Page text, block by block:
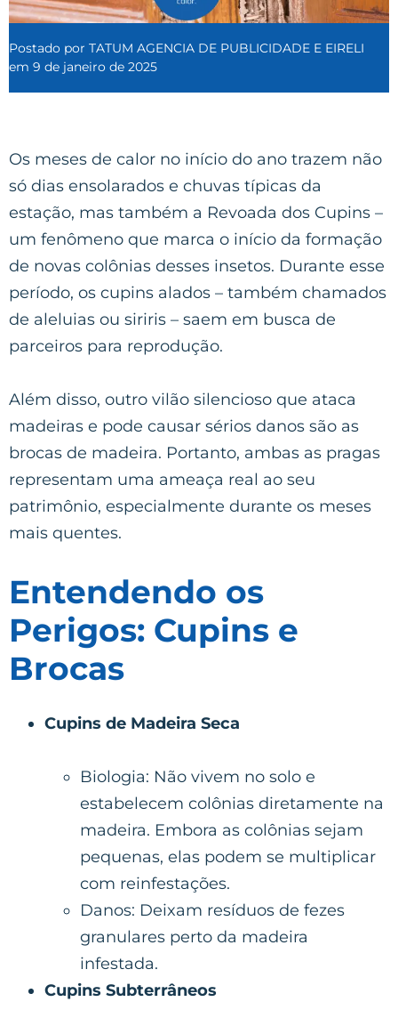
Postado por TATUM AGENCIA DE PUBLICIDADE E EIRELI
em 9 de janeiro de 2025
Os meses de calor no início do ano trazem não
só dias ensolarados e chuvas típicas da
estação, mas também a Revoada dos Cupins –
um fenômeno que marca o início da formação
de novas colônias desses insetos. Durante esse
período, os cupins alados – também chamados
de aleluias ou siriris – saem em busca de
parceiros para reprodução.
Além disso, outro vilão silencioso que ataca
madeiras e pode causar sérios danos são as
brocas de madeira. Portanto, ambas as pragas
representam uma ameaça real ao seu
patrimônio, especialmente durante os meses
mais quentes.
Entendendo os
Perigos: Cupins e
Brocas
Cupins de Madeira Seca
Biologia: Não vivem no solo e
estabelecem colônias diretamente na
madeira. Embora as colônias sejam
pequenas, elas podem se multiplicar
com reinfestações.
Danos: Deixam resíduos de fezes
granulares perto da madeira
infestada.
Cupins Subterrâneos